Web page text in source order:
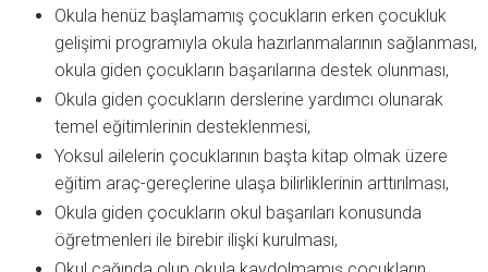
Okula henüz başlamamış çocukların erken çocukluk
gelişimi programıyla okula hazırlanmalarının sağlanması,
okula giden çocukların başarılarına destek olunması,
Okula giden çocukların derslerine yardımcı olunarak
temel eğitimlerinin desteklenmesi,
Yoksul ailelerin çocuklarının başta kitap olmak üzere
eğitim araç-gereçlerine ulaşa bilirliklerinin arttırılması,
Okula giden çocukların okul başarıları konusunda
öğretmenleri ile birebir ilişki kurulması,